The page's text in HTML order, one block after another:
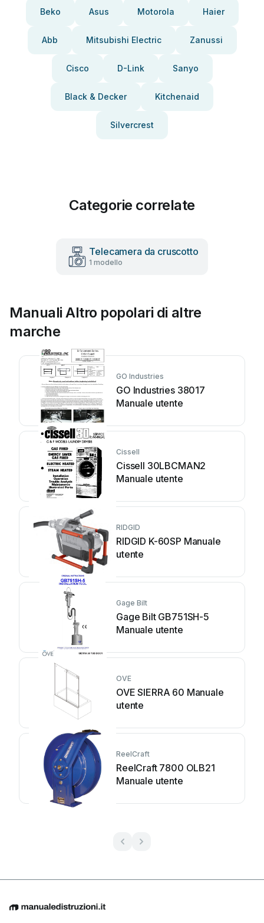
Beko Asus Motorola Haier
Abb Mitsubishi Electric Zanussi
Cisco D-Link Sanyo
Black & Decker Kitchenaid
Silvercrest
Categorie correlate
Telecamera da cruscotto
1 modello
Manuali Altro popolari di altre
marche
GO Industries
GO Industries 38017
Manuale utente
Cissell
Cissell 30LBCMAN2
Manuale utente
RIDGID
RIDGID K-60SP Manuale
utente
Gage Bilt
Gage Bilt GB751SH-5
Manuale utente
OVE
OVE SIERRA 60 Manuale
utente
ReelCraft
ReelCraft 7800 OLB21
Manuale utente